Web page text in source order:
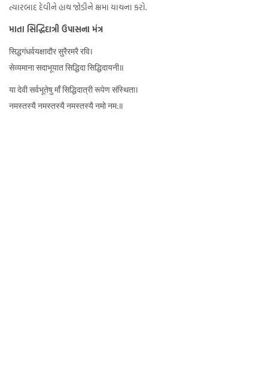
ત્યારબાદ દેવીને હાથ જોડીને ક્ષમા યાચના કરો.
માતા સિદ્ધિદાત્રી ઉપાસના મંત્ર
सिद्धगंधर्वयक्षादौर सुरैरमरै रवि।
सेव्यमाना सदाभूयात सिद्धिदा सिद्धिदायनी॥
या देवी सर्वभू‍तेषु माँ सिद्धिदात्री रूपेण संस्थिता।
नमस्तस्यै नमस्तस्यै नमस्तस्यै नमो नम:॥